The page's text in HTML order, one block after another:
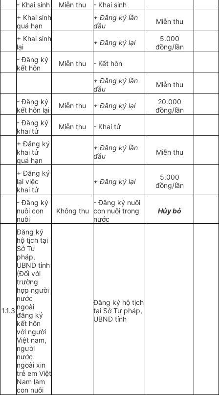
- Khai sinh Miễn thu
- Khai sinh
+ Khai sinh
quá hạn
+ Đăng ký lần
đầu
Miễn thu
+ Khai sinh
lại
+ Đăng ký lại
5.000
đồng/lần
- Đăng ký
kết hôn
Miễn thu - Kết hôn
+ Đăng ký lần
đầu
Miễn thu
- Đăng ký
kết hôn lại
Miễn thu + Đăng ký lại
20.000
đồng/lần
- Đăng ký
khai tử
Miễn thu - Khai tử
+ Đăng ký
khai tử
quá hạn
+ Đăng ký lần
đầu
Miễn thu
+ Đăng ký
lại việc
khai tử
+ Đăng ký lại
5.000
đồng/lần
- Đăng ký
nuôi con
nuôi
Không thu
- Đăng ký nuôi
con nuôi trong
nước
Hủy bỏ
1.1.3
Đăng ký
hộ tịch tại
Sở Tư
pháp,
UBND tỉnh
(Đối với
trường
hợp người
nước
ngoài
đăng ký
kết hôn
với người
Việt nam,
người
nước
ngoài xin
trẻ em Việt
Nam làm
con nuôi
Đăng ký hộ tịch
tại Sở Tư pháp,
UBND tỉnh